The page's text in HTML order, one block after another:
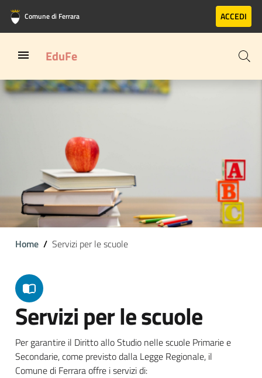
Vai al contenuto principale
Vai al footer
Comune di Ferrara ACCEDI
EduFe
Home Servizi per le scuole
Servizi per le scuole
Per garantire il Diritto allo Studio nelle scuole Primarie e
Secondarie, come previsto dalla Legge Regionale, il
Comune di Ferrara offre i servizi di: